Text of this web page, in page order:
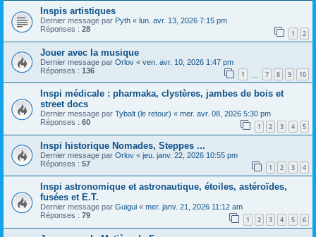
Inspis artistiques
Dernier message par Pyth « lun. avr. 13, 2026 7:15 pm
Réponses : 28 1 2
Jouer avec la musique
Dernier message par Orlov « ven. avr. 10, 2026 1:47 pm
Réponses : 136 1 7 8 9 10
Inspi médicale : pharmaka, clystères, jambes de bois et
street docs
Dernier message par Tybalt (le retour) « mer. avr. 08, 2026 5:30 pm
Réponses : 60 1 2 3 4 5
Inspi historique Nomades, Steppes ...
Dernier message par Orlov « jeu. janv. 22, 2026 10:55 pm
Réponses : 57 1 2 3 4
Inspi astronomique et astronautique, étoiles, astéroïdes,
fusées et E.T.
Dernier message par Guigui « mer. janv. 21, 2026 11:12 am
Réponses : 79 1 2 3 4 5 6